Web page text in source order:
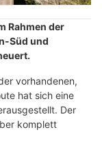
Rahmen der
Süd und
vorhandenen,
hat sich eine
Der
komplett